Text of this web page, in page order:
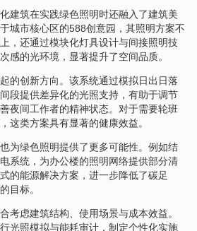
建筑在实践绿色照明时还融入了建筑美
城市核心区的588创意园，其照明方案不
，还通过模块化灯具设计与间接照明技
感的光环境，显著提升了空间品质。
的创新方向。该系统通过模拟日出日落
段提供差异化的光照支持，有助于调节
夜间工作者的精神状态。对于需要轮班
这类方案具有显著的健康效益。
为绿色照明提供了更多可能性。例如结
系统，为办公楼的照明网络提供部分清
的能源解决方案，进一步降低了碳足
目标。
考虑建筑结构、使用场景与成本效益。
光照模拟与能耗审计，制定个性化实施